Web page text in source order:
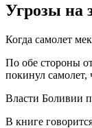
Угрозы на
Когда самолет
По обе стороны
покинул
Власти Боливии
В книге